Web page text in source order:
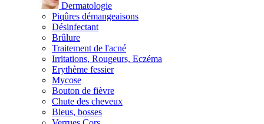
Dermatologie
Piqûres démangeaisons
Désinfectant
Brûlure
Traitement de l'acné
Irritations, Rougeurs, Eczéma
Erythème fessier
Mycose
Bouton de fièvre
Chute des cheveux
Bleus, bosses